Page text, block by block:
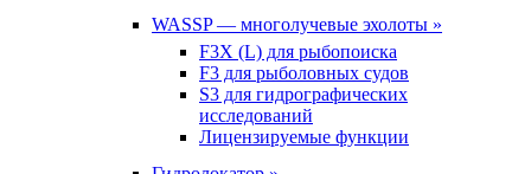
WASSP — многолучевые эхолоты »
F3X (L) для рыбопоиска
F3 для рыболовных судов
S3 для гидрографических
исследований
Лицензируемые функции